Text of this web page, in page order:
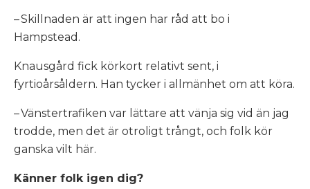
– Skillnaden är att ingen har råd att bo i
Hampstead.
Knausgård fick körkort relativt sent, i
fyrtioårsåldern. Han tycker i allmänhet om att köra.
– Vänstertrafiken var lättare att vänja sig vid än jag
trodde, men det är otroligt trångt, och folk kör
ganska vilt här.
Känner folk igen dig?